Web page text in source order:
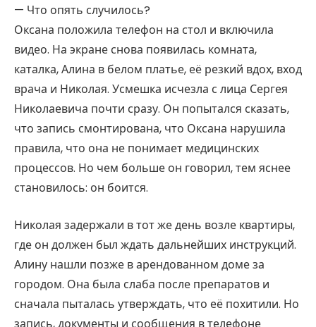
— Что опять случилось?
Оксана положила телефон на стол и включила
видео. На экране снова появилась комната,
каталка, Алина в белом платье, её резкий вдох, вход
врача и Николая. Усмешка исчезла с лица Сергея
Николаевича почти сразу. Он попытался сказать,
что запись смонтирована, что Оксана нарушила
правила, что она не понимает медицинских
процессов. Но чем больше он говорил, тем яснее
становилось: он боится.
Николая задержали в тот же день возле квартиры,
где он должен был ждать дальнейших инструкций.
Алину нашли позже в арендованном доме за
городом. Она была слаба после препаратов и
сначала пыталась утверждать, что её похитили. Но